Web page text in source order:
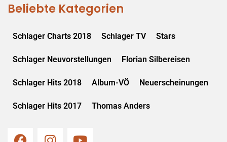
Beliebte Kategorien
Schlager Charts 2018 Schlager TV Stars
Schlager Neuvorstellungen Florian Silbereisen
Schlager Hits 2018 Album-VÖ Neuerscheinungen
Schlager Hits 2017 Thomas Anders